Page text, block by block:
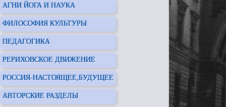
АГНИ ЙОГА И НАУКА
ФИЛОСОФИЯ КУЛЬТУРЫ
ПЕДАГОГИКА
РЕРИХОВСКОЕ ДВИЖЕНИЕ
РОССИЯ-НАСТОЯЩЕЕ,БУДУЩЕЕ
АВТОРСКИЕ РАЗДЕЛЫ